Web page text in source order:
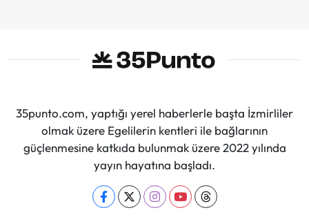
35punto.com, yaptığı yerel haberlerle başta İzmirliler
olmak üzere Egelilerin kentleri ile bağlarının
güçlenmesine katkıda bulunmak üzere 2022 yılında
yayın hayatına başladı.